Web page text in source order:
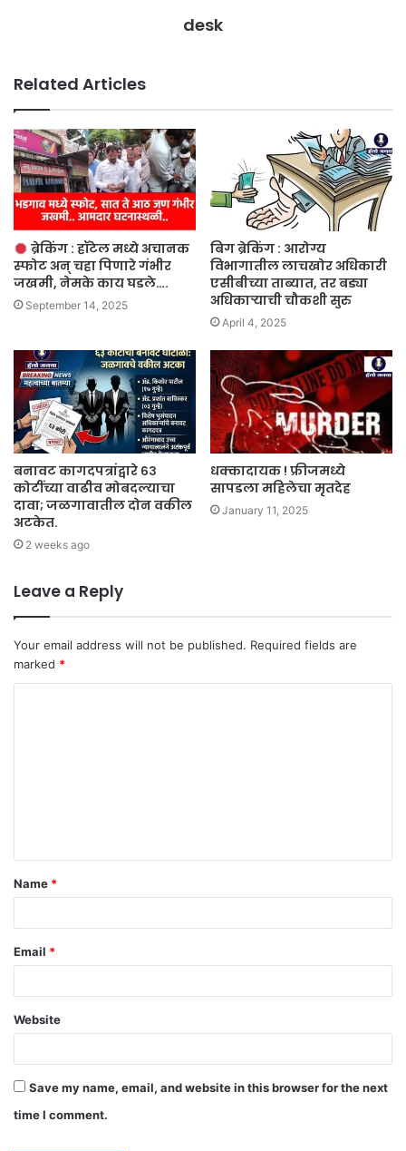
desk
Related Articles
ब्रेकिंग : हॉटेल मध्ये अचानक
स्फोट अन् चहा पिणारे गंभीर
जखमी, नेमके काय घडले….
September 14, 2025
बिग ब्रेकिंग : आरोग्य
विभागातील लाचखोर अधिकारी
एसीबीच्या ताब्यात, तर बड्या
अधिकाऱ्याची चौकशी सुरु
April 4, 2025
बनावट कागदपत्रांद्वारे ६३
कोटींच्या वाढीव मोबदल्याचा
दावा; जळगावातील दोन वकील
अटकेत.
2 weeks ago
धक्कादायक ! फ्रीजमध्ये
सापडला महिलेचा मृतदेह
January 11, 2025
Leave a Reply
Your email address will not be published. Required fields are
marked *
t
*
Name *
Email *
Website
Save my name, email, and website in this browser for the next
time I comment.